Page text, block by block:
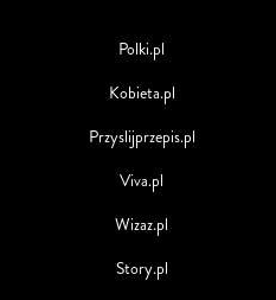
Polki.pl
Kobieta.pl
Przyslijprzepis.pl
Viva.pl
Wizaz.pl
Story.pl